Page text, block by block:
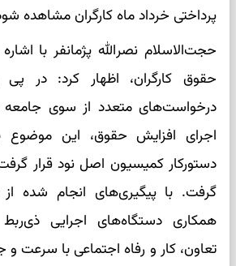
پرداختی خرداد ماه کارگران مشاهده
حجت‌الاسلام نصرالله پژمانفر با
حقوق کارگران، اظهار کرد: در
درخواست‌های متعدد از سوی جامعه
اجرای افزایش حقوق، این
دستورکار کمیسیون اصل نود قرار
گرفت. با پیگیری‌های انجام‌ شده
همکاری دستگاه‌های اجرایی
تعاون، کار و رفاه اجتماعی با سرعت